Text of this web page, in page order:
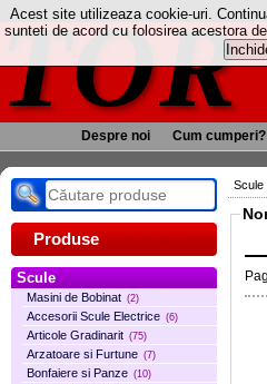
TOR
Despre noi Cum cumperi?
Produse
Scule
Masini de Bobinat (2)
Accesorii Scule Electrice (6)
Articole Gradinarit (75)
Arzatoare si Furtune (7)
Bonfaiere si Panze (10)
Scule
Acest site utilizeaza cookie-uri.
sunteti de acord cu folosirea acestora